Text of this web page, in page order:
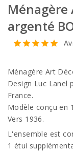
Ménagère
argenté
Ménagère Art
Design Luc Lanel
France.
Modèle conçu en
Vers 1936.
L'ensemble est
1 étui